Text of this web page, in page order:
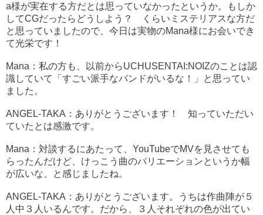
a様が実在する方だとは思っていなかったというか。もしか
してCGだったらどうしよう？ くらいミステリアスな方だ
と思っていましたので、今日は実物のMana様にお会いでき
て光栄です！
Mana：私の方も、以前からUCHUSENTAI:NOIZのことは認
識していて「すごい派手なバンドがいるな！」と思ってい
ました。
ANGEL-TAKA：ありがとうございます！ 知っていただい
ていたとは感激です。
Mana：対談するにあたって、YouTubeでMVを見させても
らったんだけど、けっこう曲のバリエーションというか幅
が広いな、と感じましたね。
ANGEL-TAKA：ありがとうございます。うちは作曲陣が５
人中３人いるんです。だから、３人それぞれの色が出てい